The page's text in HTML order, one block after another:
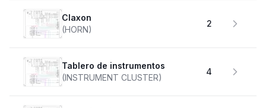
claxon
(HORN)
2
Tablero de instrumentos
(INSTRUMENT CLUSTER)
4